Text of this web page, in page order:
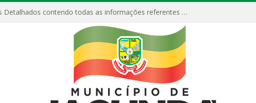
Relatórios Detalhados contendo todas as informações referentes a execução de recursos destinados ao fomento de projetos culturais no Município de Jacundá entre os anos de 2022 ao presente ano de 2026.